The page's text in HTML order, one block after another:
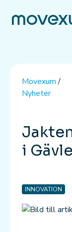
Movexum/
Nyheter
i
INNOVATION